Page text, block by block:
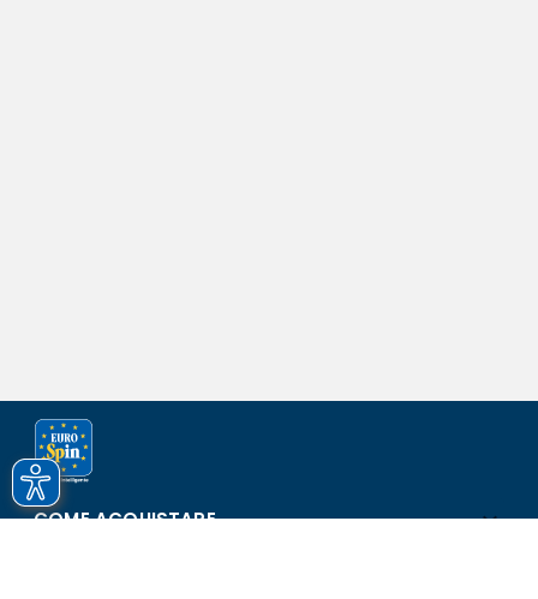
COME ACQUISTARE